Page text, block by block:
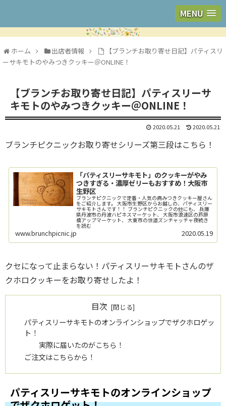
MENU
ホーム 出店者情報
【ブランチお取り寄せ日記】パティスリ
ーサキモトのやみつきクッキー＠ONLINE！
【ブランチお取り寄せ日記】パティスリーサ
キモトのやみつきクッキー＠ONLINE！
2020.05.21 2020.05.21
ブランチピクニックお取り寄せシリーズ第三段はこちら！
「パティスリーサキモト」のクッキーがやみ
つきすぎる・濃厚ゼリーもおすすめ！大阪市
生野区
ブランチピクニックで定番・人気の病みつきクッキー屋さん
をご紹介します。 大阪市生野区からお越しの、パティスリー
サキモトさんです！！ ブランチピクニックの他にも、 兵庫
県丹波市の丹波ハピネスマーケット、 大阪市浪速区の芦原
橋アップマーケット、 大東市の住道ズンチャッチャ夜続き
を読む
www.brunchpicnic.jp 2020.05.19
クセになって止まらない！パティスリーサキモトさんのザ
クホロクッキーをお取り寄せしたよ！
目次
パティスリーサキモトのオンラインショップでザクホロゲッ
ト！
実際に届いたのがこちら！
ご注文はこちらから！
パティスリーサキモトのオンラインショップ